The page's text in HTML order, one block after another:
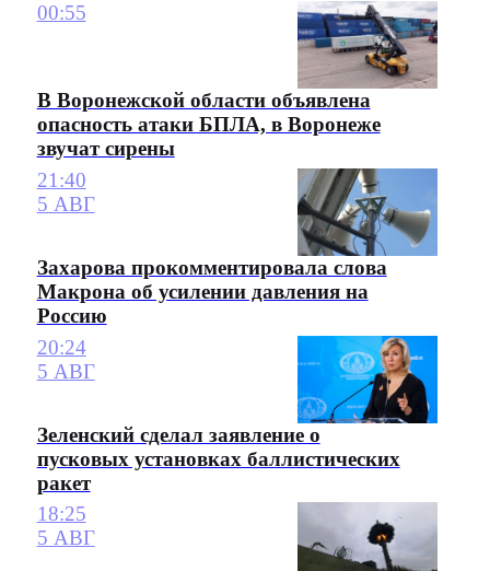
00:55
В Воронежской области объявлена
опасность атаки БПЛА, в Воронеже
звучат сирены
21:40
5 АВГ
Захарова прокомментировала слова
Макрона об усилении давления на
Россию
20:24
5 АВГ
Зеленский сделал заявление о
пусковых установках баллистических
ракет
18:25
5 АВГ